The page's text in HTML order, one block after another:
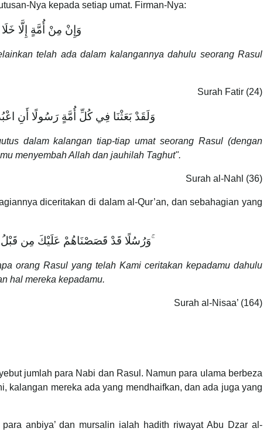
Nya kepada setiap umat. Firman-Nya:
وَإِنْ مِنْ أُمَّةٍ إِلَّا خَلَا
telah ada dalam kalangannya dahulu seorang Rasul
Surah Fatir (24)
وَلَقَدْ بَعَثْنَا فِي كُلِّ أُمَّةٍ رَسُولًا أَنِ
dalam kalangan tiap-tiap umat seorang Rasul (dengan
menyembah Allah dan jauhilah Taghut".
Surah al-Nahl (36)
diceritakan di dalam al-Qur’an, dan sebahagian yang
وَرُسُلًا قَدْ قَصَصْنَاهُمْ عَلَيْكَ مِن قَبْلُ وَرُسُلًا لَّمْ نَقْصُصْهُمْ عَلَيْكَ ۚ
orang Rasul yang telah Kami ceritakan kepadamu dahulu
hal mereka kepadamu.
Surah al-Nisaa’ (164)
jumlah para Nabi dan Rasul. Namun para ulama berbeza
kalangan mereka ada yang mendhaifkan, dan ada juga yang
anbiya’ dan mursalin ialah hadith riwayat Abu Dzar al-